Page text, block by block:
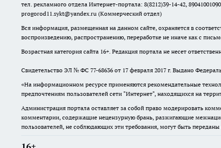
тел. рекламного отдела Интернет-портала: 8(8212)39-14-42,
progorod11.sykt@yandex.ru (Коммерческий отдел)
Вся информация, размещенная на данном сайте, охраняется в
воспроизведению, распространению, переработке не иначе как с
Возрастная категория сайта 16+. Редакция портала не несет
Свидетельство ЭЛ № ФС 77-68636 от 17 февраля 2017 г. Выдано
«На информационном ресурсе применяются рекомендательные
предпочтениям пользователей сети "Интернет", находящихся на
Администрация портала оставляет за собой право модерировать
комментарии, содержащие нецензурную брань, разжигающие
пользователей, не соблюдающих эти требования, могут быть